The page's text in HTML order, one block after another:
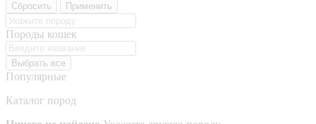
Сбросить Применить
Породы кошек
Выбрать все
Популярные
Каталог пород